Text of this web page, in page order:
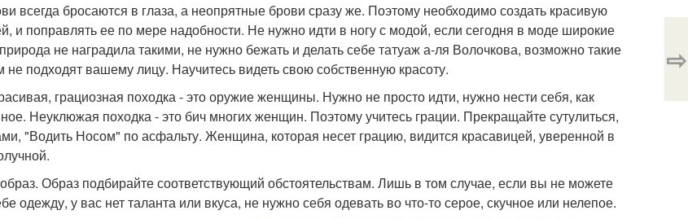
всегда бросаются в глаза, а неопрятные брови сразу же. Поэтому необходимо создать красивую
и поправлять ее по мере надобности. Не нужно идти в ногу с модой, если сегодня в моде широкие
не наградила такими, не нужно бежать и делать себе татуаж а-ля Волочкова, возможно такие
не подходят вашему лицу. Научитесь видеть свою собственную красоту.
грациозная походка - это оружие женщины. Нужно не просто идти, нужно нести себя, как
Неуклюжая походка - это бич многих женщин. Поэтому учитесь грации. Прекращайте сутулиться,
"Водить Носом" по асфальту. Женщина, которая несет грацию, видится красавицей, уверенной в
Образ подбирайте соответствующий обстоятельствам. Лишь в том случае, если вы не можете
одежду, у вас нет таланта или вкуса, не нужно себя одевать во что-то серое, скучное или нелепое.
⇨